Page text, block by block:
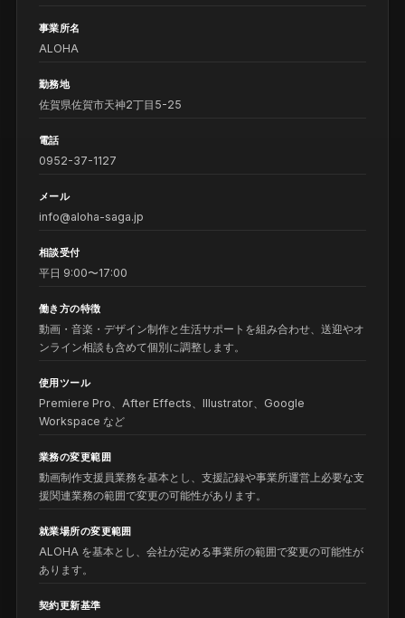
事業所名
ALOHA
勤務地
佐賀県佐賀市天神2丁目5-25
電話
0952-37-1127
メール
info@aloha-saga.jp
相談受付
平日 9:00〜17:00
働き方の特徴
動画・音楽・デザイン制作と生活サポートを組み合わせ、送迎やオ
ンライン相談も含めて個別に調整します。
使用ツール
Premiere Pro、After Effects、Illustrator、Google
Workspace など
業務の変更範囲
動画制作支援員業務を基本とし、支援記録や事業所運営上必要な支
援関連業務の範囲で変更の可能性があります。
就業場所の変更範囲
ALOHA を基本とし、会社が定める事業所の範囲で変更の可能性が
あります。
契約更新基準